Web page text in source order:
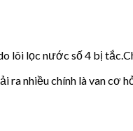
lõi lọc nước số 4 bị
ra nhiều chính là van cơ